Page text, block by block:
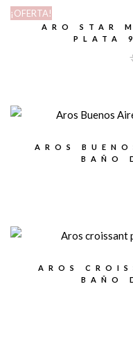
¡OFERTA!
ARO STAR
PLATA
AROS
BAÑO
AROS
BAÑO